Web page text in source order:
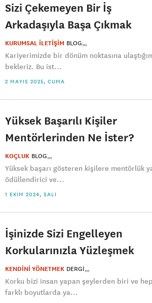
Sizi Çekemeyen Bir İş
Arkadaşıyla Başa Çıkmak
KURUMSAL İLETİŞİM BLOG
Kariyerimizde bir dönüm noktasına
bekleriz. Bu ist...
2 MAYIS 2025, CUMA
Yüksek Başarılı Kişiler
Mentörlerinden Ne İster?
KOÇLUK BLOG
Yüksek başarı gösteren kişilere mentörlük
ödüllendirici ve...
1 EKIM 2024, SALI
İşinizde Sizi Engelleyen
Korkularınızla Yüzleşmek
KENDİNİ YÖNETMEK DERGI
Korku bizi insan yapan şeylerden biri ve
farklı boyutlarda ya...